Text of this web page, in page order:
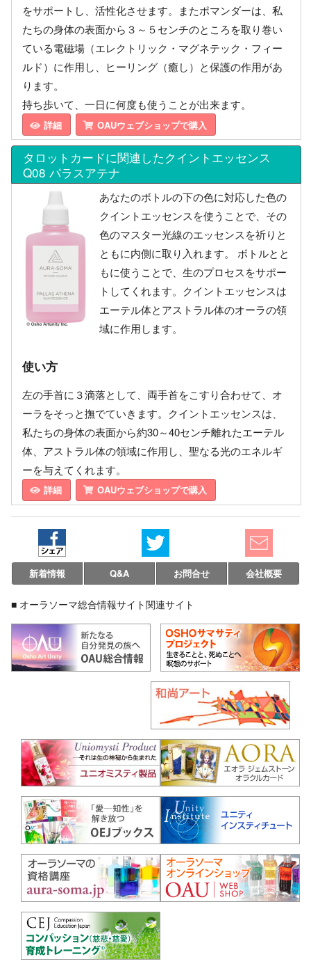
をサポートし、活性化させます。またポマンダーは、私
たちの身体の表面から３～５センチのところを取り巻い
ている電磁場（エレクトリック・マグネテック・フィー
ルド）に作用し、ヒーリング（癒し）と保護の作用があ
ります。
持ち歩いて、一日に何度も使うことが出来ます。
詳細 OAUウェブショップで購入
タロットカードに関連したクイントエッセンス
Q08 パラスアテナ
あなたのボトルの下の色に対応した色の
クイントエッセンスを使うことで、その
色のマスター光線のエッセンスを祈りと
ともに内側に取り入れます。 ボトルとと
もに使うことで、生のプロセスをサポー
トしてくれます。クイントエッセンスは
エーテル体とアストラル体のオーラの領
域に作用します。
使い方
左の手首に３滴落として、両手首をこすり合わせて、オ
ーラをそっと撫でていきます。クイントエッセンスは、
私たちの身体の表面から約30～40センチ離れたエーテル
体、アストラル体の領域に作用し、聖なる光のエネルギ
ーを与えてくれます。
詳細 OAUウェブショップで購入
新着情報 Q&A お問合せ 会社概要
■ オーラソーマ総合情報サイト関連サイト